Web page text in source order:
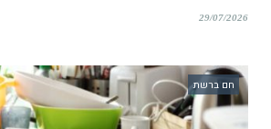
29/07/2026
חם ברשת